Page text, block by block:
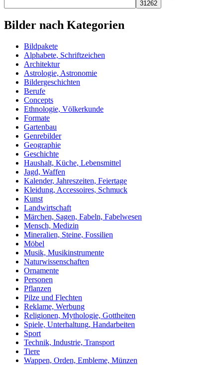
Bilder nach Kategorien
Bildpakete
Alphabete, Schriftzeichen
Architektur
Astrologie, Astronomie
Bildergeschichten
Berufe
Concepts
Ethnologie, Völkerkunde
Formate
Gartenbau
Genrebilder
Geographie
Geschichte
Haushalt, Küche, Lebensmittel
Jagd, Waffen
Kalender, Jahreszeiten, Feiertage
Kleidung, Accessoires, Schmuck
Kunst
Landwirtschaft
Märchen, Sagen, Fabeln, Fabelwesen
Mensch, Medizin
Mineralien, Steine, Fossilien
Möbel
Musik, Musikinstrumente
Naturwissenschaften
Ornamente
Personen
Pflanzen
Pilze und Flechten
Reklame, Werbung
Religionen, Mythologie, Gottheiten
Spiele, Unterhaltung, Handarbeiten
Sport
Technik, Industrie, Transport
Tiere
Wappen, Orden, Embleme, Münzen